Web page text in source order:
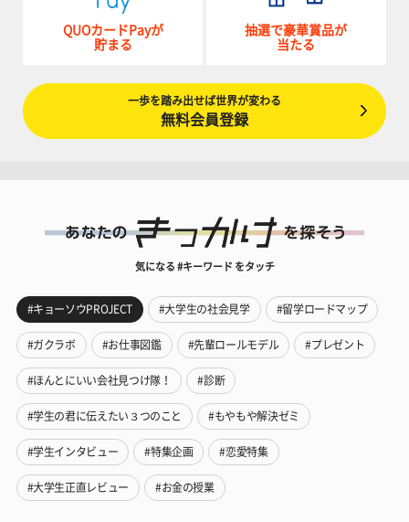
QUOカードPayが
貯まる
抽選で豪華賞品が
当たる
一歩を踏み出せば世界が変わる
無料会員登録
気になる #キーワード をタッチ
#キョーソウPROJECT #大学生の社会見学 #留学ロードマップ
#ガクラボ #お仕事図鑑 #先輩ロールモデル #プレゼント
#ほんとにいい会社見つけ隊！ #診断
#学生の君に伝えたい３つのこと #もやもや解決ゼミ
#学生インタビュー #特集企画 #恋愛特集
#大学生正直レビュー #お金の授業